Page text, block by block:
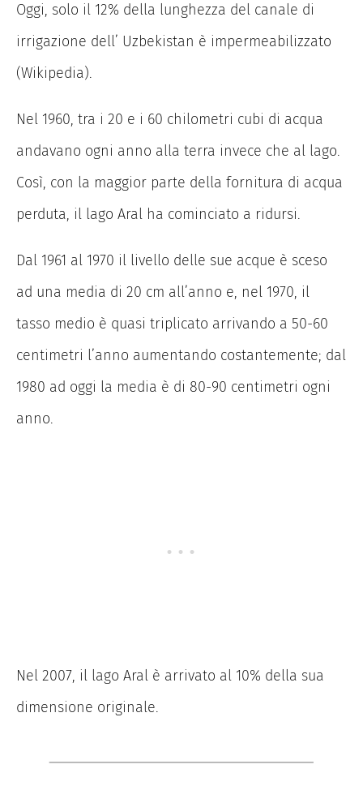
Oggi, solo il 12% della lunghezza del canale di
irrigazione dell’ Uzbekistan è impermeabilizzato
(Wikipedia).
Nel 1960, tra i 20 e i 60 chilometri cubi di acqua
andavano ogni anno alla terra invece che al lago.
Così, con la maggior parte della fornitura di acqua
perduta, il lago Aral ha cominciato a ridursi.
Dal 1961 al 1970 il livello delle sue acque è sceso
ad una media di 20 cm all’anno e, nel 1970, il
tasso medio è quasi triplicato arrivando a 50-60
centimetri l’anno aumentando costantemente; dal
1980 ad oggi la media è di 80-90 centimetri ogni
anno.
Nel 2007, il lago Aral è arrivato al 10% della sua
dimensione originale.